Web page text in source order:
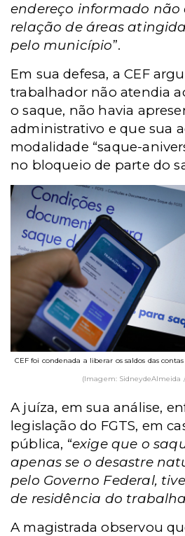
endereço informado não
relação de áreas
pelo município”.
Em sua defesa, a CEF
trabalhador não atendia
o saque, não havia
administrativo e que sua
modalidade “saque-
no bloqueio de parte do
CEF foi condenada a liberar os saldos das
(Imagem: SidneydeAlmeida
A juíza, em sua análise,
legislação do FGTS, em
pública, “exige que o
apenas se o desastre
pelo Governo Federal,
de residência do
A magistrada observou